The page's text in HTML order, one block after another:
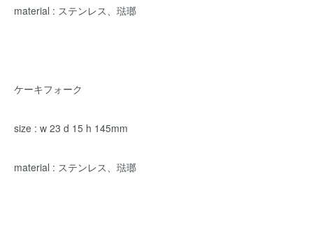
material : ステンレス、琺瑯
ケーキフォーク
size : w 23 d 15 h 145mm
material : ステンレス、琺瑯